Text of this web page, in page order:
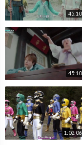
45:10
45:10
1:02:06